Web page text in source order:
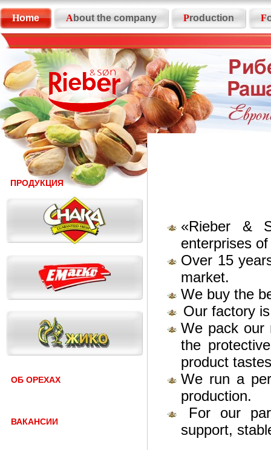
Home A bout the company Production F
ПРОДУКЦИЯ
ОБ ОРЕХАХ
ВАКАНСИИ
«Rieber &
enterprises
Over 15
market.
We buy the
Our factory
We pack our
the
product
We run a
production.
For our
support,